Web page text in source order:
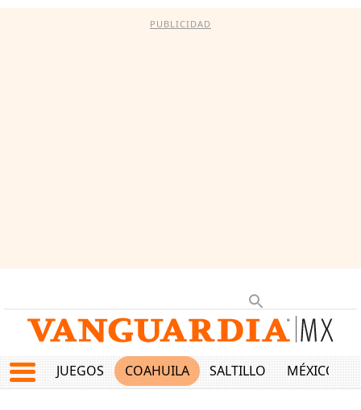
PUBLICIDAD
JUEGOS COAHUILA SALTILLO MÉXICO